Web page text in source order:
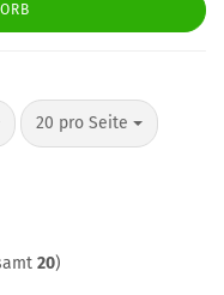
20 pro Seite
pro Seite
20)